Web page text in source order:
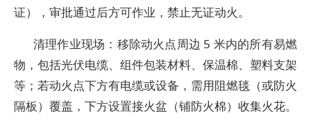
证），审批通过后方可作业，禁止无证动火。
清理作业现场：移除动火点周边 5 米内的所有易燃
物，包括光伏电缆、组件包装材料、保温棉、塑料支架
等；若动火点下方有电缆或设备，需用阻燃毯（或防火
隔板）覆盖，下方设置接火盆（铺防火棉）收集火花。